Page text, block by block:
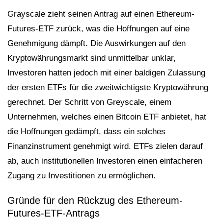
Grayscale zieht seinen Antrag auf einen Ethereum-
Futures-ETF zurück, was die Hoffnungen auf eine
Genehmigung dämpft. Die Auswirkungen auf den
Kryptowährungsmarkt sind unmittelbar unklar,
Investoren hatten jedoch mit einer baldigen Zulassung
der ersten ETFs für die zweitwichtigste Kryptowährung
gerechnet. Der Schritt von Greyscale, einem
Unternehmen, welches einen Bitcoin ETF anbietet, hat
die Hoffnungen gedämpft, dass ein solches
Finanzinstrument genehmigt wird. ETFs zielen darauf
ab, auch institutionellen Investoren einen einfacheren
Zugang zu Investitionen zu ermöglichen.
Gründe für den Rückzug des Ethereum-
Futures-ETF-Antrags